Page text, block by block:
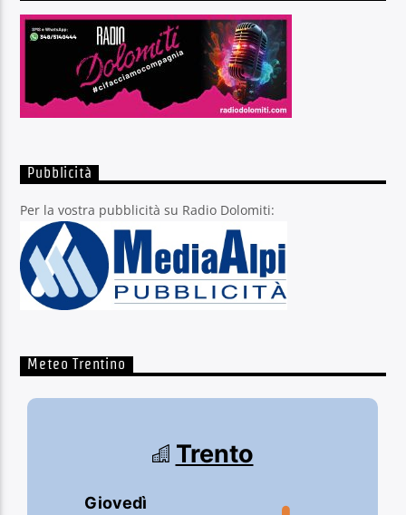
Pubblicità
Per la vostra pubblicità su Radio Dolomiti:
Meteo Trentino